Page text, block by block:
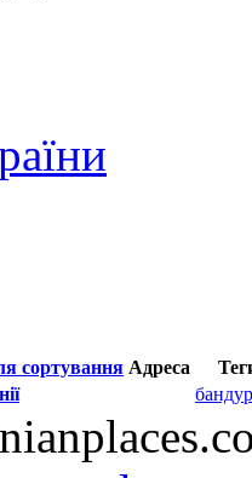
Адреса